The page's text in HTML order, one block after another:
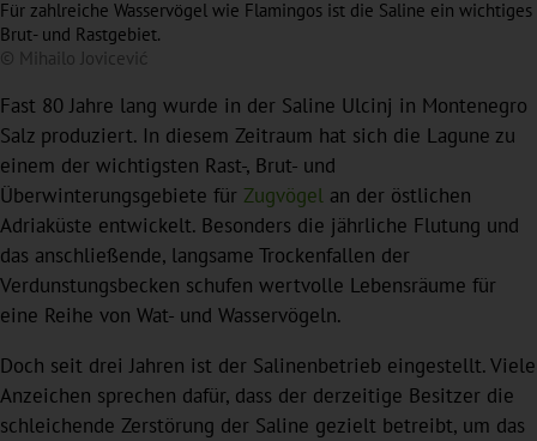
Für zahlreiche Wasservögel wie Flamingos ist die Saline ein wichtiges
Brut- und Rastgebiet.
© Mihailo Jovicević
Fast 80 Jahre lang wurde in der Saline Ulcinj in Montenegro
Salz produziert. In diesem Zeitraum hat sich die Lagune zu
einem der wichtigsten Rast-, Brut- und
Überwinterungsgebiete für Zugvögel an der östlichen
Adriaküste entwickelt. Besonders die jährliche Flutung und
das anschließende, langsame Trockenfallen der
Verdunstungsbecken schufen wertvolle Lebensräume für
eine Reihe von Wat- und Wasservögeln.
Doch seit drei Jahren ist der Salinenbetrieb eingestellt. Viele
Anzeichen sprechen dafür, dass der derzeitige Besitzer die
schleichende Zerstörung der Saline gezielt betreibt, um das